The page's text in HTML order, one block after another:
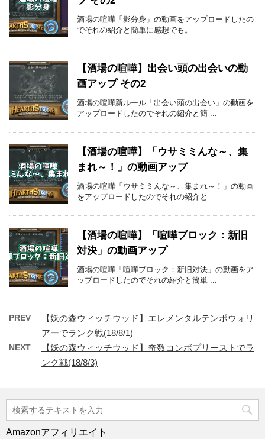
酒場の喧嘩「影分身」の動画をアップロードしたの
でそれの紹介と簡単に感想でも。
【酒場の喧嘩】出会い頭の出会いの動
画アップ その2
酒場の喧嘩新ルール「出会い頭の出会い」の動画を
アップロードしたのでそれの紹介と簡 ...
【酒場の喧嘩】「ウサミミんな～、集
まれ～！」の動画アップ
酒場の喧嘩「ウサミミんな～、集まれ～！」の動画
をアップロードしたのでそれの紹介と ...
【酒場の喧嘩】「喧嘩ブロック：新旧
対決」の動画アップ
酒場の喧嘩「喧嘩ブロック：新旧対決」の動画をア
ップロードしたのでそれの紹介と簡単 ...
PREV
【妖の森ウィッチウッド】エレメンタルテンポウォリ
アーでランク戦(18/8/1)
NEXT
【妖の森ウィッチウッド】奇数コンボプリーストでラ
ンク戦(18/8/3)
Amazonアフィリエイト